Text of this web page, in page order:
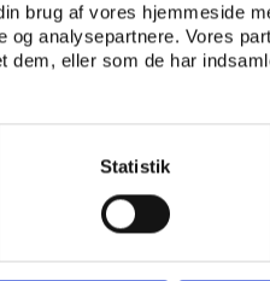
brug af vores hjemmeside
og analysepartnere. Vores
dem, eller som de har
Statistik